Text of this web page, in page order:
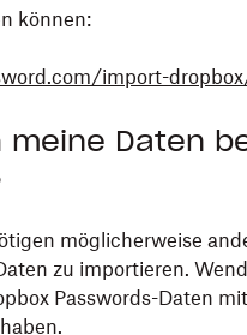
können:
import-
meine Daten
möglicherweise
zu importieren.
Passwords-Daten